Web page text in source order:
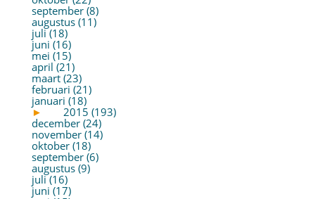
september (8)
augustus (11)
juli (18)
juni (16)
mei (15)
april (21)
maart (23)
februari (21)
januari (18)
►
2015 (193)
december (24)
november (14)
oktober (18)
september (6)
augustus (9)
juli (16)
juni (17)